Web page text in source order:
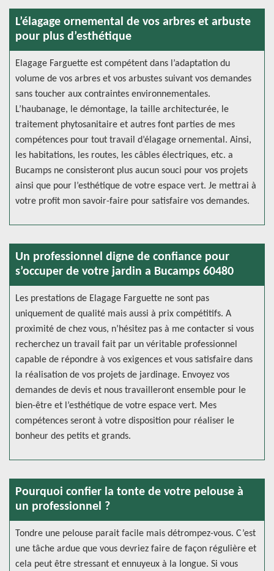
L’élagage ornemental de vos arbres et arbuste
pour plus d’esthétique
Elagage Farguette est compétent dans l’adaptation du
volume de vos arbres et vos arbustes suivant vos demandes
sans toucher aux contraintes environnementales.
L’haubanage, le démontage, la taille architecturée, le
traitement phytosanitaire et autres font parties de mes
compétences pour tout travail d’élagage ornemental. Ainsi,
les habitations, les routes, les câbles électriques, etc. a
Bucamps ne consisteront plus aucun souci pour vos projets
ainsi que pour l’esthétique de votre espace vert. Je mettrai à
votre profit mon savoir-faire pour satisfaire vos demandes.
Un professionnel digne de confiance pour
s’occuper de votre jardin a Bucamps 60480
Les prestations de Elagage Farguette ne sont pas
uniquement de qualité mais aussi à prix compétitifs. A
proximité de chez vous, n’hésitez pas à me contacter si vous
recherchez un travail fait par un véritable professionnel
capable de répondre à vos exigences et vous satisfaire dans
la réalisation de vos projets de jardinage. Envoyez vos
demandes de devis et nous travailleront ensemble pour le
bien-être et l’esthétique de votre espace vert. Mes
compétences seront à votre disposition pour réaliser le
bonheur des petits et grands.
Pourquoi confier la tonte de votre pelouse à
un professionnel ?
Tondre une pelouse parait facile mais détrompez-vous. C’est
une tâche ardue que vous devriez faire de façon régulière et
cela peut être stressant et ennuyeux à la longue. Si vous